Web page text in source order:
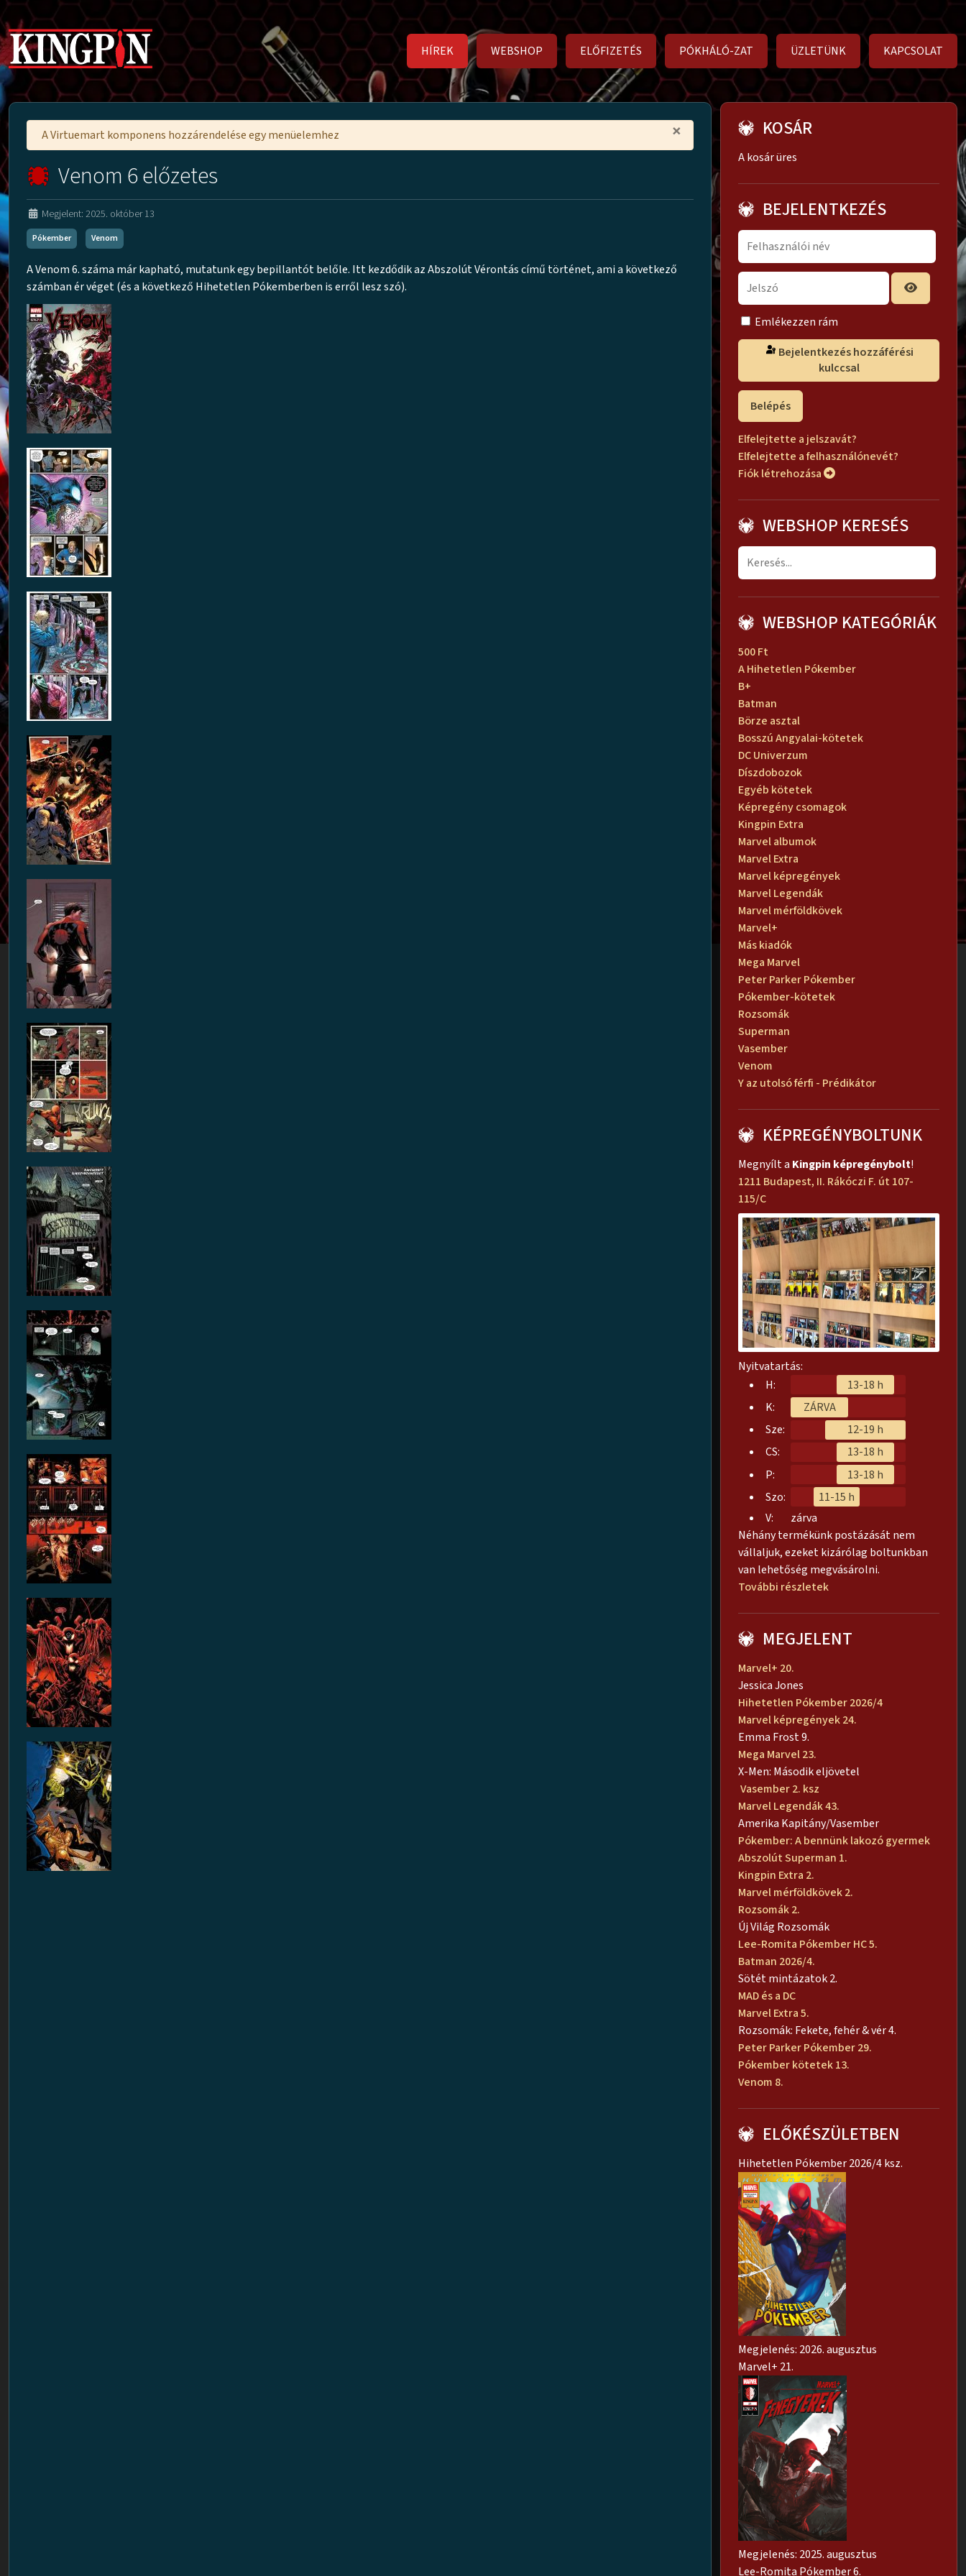
HÍREK WEBSHOP ELŐFIZETÉS PÓKHÁLÓ-ZAT ÜZLETÜNK KAPCSOLAT
×
A Virtuemart komponens hozzárendelése egy menüelemhez
Venom 6 előzetes
Megjelent: 2025. október 13
Pókember Venom
A Venom 6. száma már kapható, mutatunk egy bepillantót belőle. Itt kezdődik az Abszolút Vérontás című történet, ami a következő
számban ér véget (és a következő Hihetetlen Pókemberben is erről lesz szó).
KOSÁR
A kosár üres
BEJELENTKEZÉS
Emlékezzen rám
kulccsal
Belépés
Elfelejtette a jelszavát?
Elfelejtette a felhasználónevét?
Fiók létrehozása
WEBSHOP KERESÉS
WEBSHOP KATEGÓRIÁK
500 Ft
A Hihetetlen Pókember
B+
Batman
Börze asztal
Bosszú Angyalai-kötetek
DC Univerzum
Díszdobozok
Egyéb kötetek
Képregény csomagok
Kingpin Extra
Marvel albumok
Marvel Extra
Marvel képregények
Marvel Legendák
Marvel mérföldkövek
Marvel+
Más kiadók
Mega Marvel
Peter Parker Pókember
Pókember-kötetek
Rozsomák
Superman
Vasember
Venom
Y az utolsó férfi - Prédikátor
KÉPREGÉNYBOLTUNK
Megnyílt a Kingpin képregénybolt!
1211 Budapest, II. Rákóczi F. út 107-
115/C
Nyitvatartás:
H:
13-18 h
K:
ZÁRVA
Sze:
12-19 h
CS:
13-18 h
P:
13-18 h
Szo:
11-15 h
V:
zárva
Néhány termékünk postázását nem
vállaljuk, ezeket kizárólag boltunkban
van lehetőség megvásárolni.
További részletek
MEGJELENT
Marvel+ 20.
Jessica Jones
Hihetetlen Pókember 2026/4
Marvel képregények 24.
Emma Frost 9.
Mega Marvel 23.
X-Men: Második eljövetel
Vasember 2. ksz
Marvel Legendák 43.
Amerika Kapitány/Vasember
Pókember: A bennünk lakozó gyermek
Abszolút Superman 1.
Kingpin Extra 2.
Marvel mérföldkövek 2.
Rozsomák 2.
Új Világ Rozsomák
Lee-Romita Pókember HC 5.
Batman 2026/4.
Sötét mintázatok 2.
MAD és a DC
Marvel Extra 5.
Rozsomák: Fekete, fehér & vér 4.
Peter Parker Pókember 29.
Pókember kötetek 13.
Venom 8.
ELŐKÉSZÜLETBEN
Hihetetlen Pókember 2026/4 ksz.
Megjelenés: 2026. augusztus
Marvel+ 21.
Megjelenés: 2025. augusztus
Lee-Romita Pókember 6.